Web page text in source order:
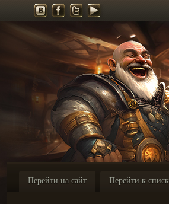
Перейти на сайт Перейти к